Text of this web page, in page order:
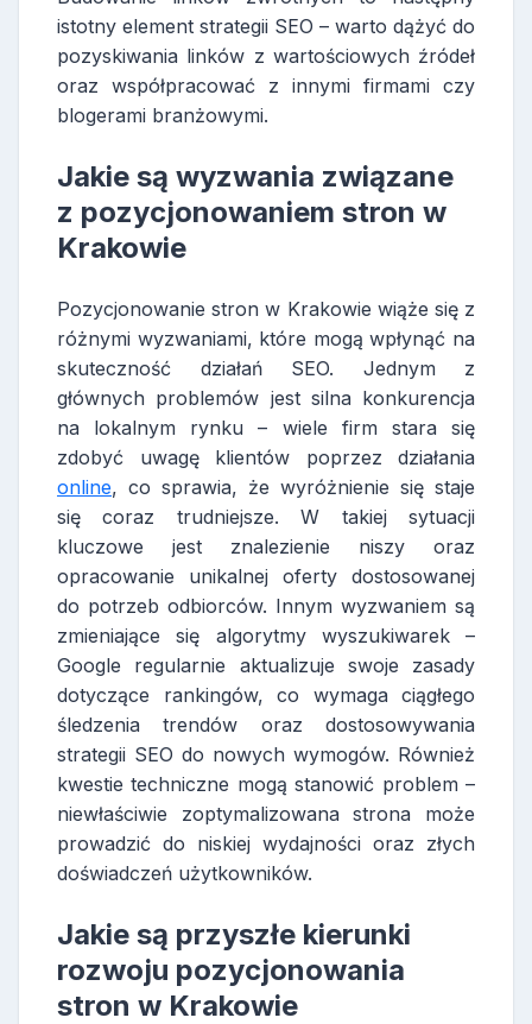
istotny element strategii SEO – warto dążyć do
pozyskiwania linków z wartościowych źródeł
oraz współpracować z innymi firmami czy
blogerami branżowymi.
Jakie są wyzwania związane
z pozycjonowaniem stron w
Krakowie
Pozycjonowanie stron w Krakowie wiąże się z
różnymi wyzwaniami, które mogą wpłynąć na
skuteczność działań SEO. Jednym z
głównych problemów jest silna konkurencja
na lokalnym rynku – wiele firm stara się
zdobyć uwagę klientów poprzez działania
online, co sprawia, że wyróżnienie się staje
się coraz trudniejsze. W takiej sytuacji
kluczowe jest znalezienie niszy oraz
opracowanie unikalnej oferty dostosowanej
do potrzeb odbiorców. Innym wyzwaniem są
zmieniające się algorytmy wyszukiwarek –
Google regularnie aktualizuje swoje zasady
dotyczące rankingów, co wymaga ciągłego
śledzenia trendów oraz dostosowywania
strategii SEO do nowych wymogów. Również
kwestie techniczne mogą stanowić problem –
niewłaściwie zoptymalizowana strona może
prowadzić do niskiej wydajności oraz złych
doświadczeń użytkowników.
Jakie są przyszłe kierunki
rozwoju pozycjonowania
stron w Krakowie